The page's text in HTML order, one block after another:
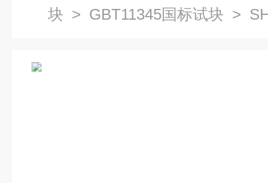
块 > GBT11345国标试块 >